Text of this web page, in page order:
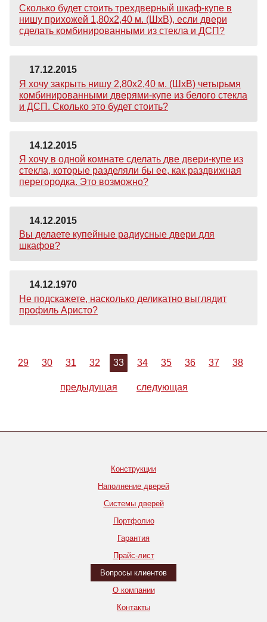
Сколько будет стоить трехдверный шкаф-купе в
нишу прихожей 1,80х2,40 м. (ШхВ), если двери
сделать комбинированными из стекла и ДСП?
17.12.2015
Я хочу закрыть нишу 2,80х2,40 м. (ШхВ) четырьмя
комбинированными дверями-купе из белого стекла
и ДСП. Сколько это будет стоить?
14.12.2015
Я хочу в одной комнате сделать две двери-купе из
стекла, которые разделяли бы ее, как раздвижная
перегородка. Это возможно?
14.12.2015
Вы делаете купейные радиусные двери для
шкафов?
14.12.1970
Не подскажете, насколько деликатно выглядит
профиль Аристо?
29 30 31 32 33 34 35 36 37 38
предыдущая следующая
Конструкции
Наполнение дверей
Системы дверей
Портфолио
Гарантия
Прайс-лист
Вопросы клиентов
О компании
Контакты